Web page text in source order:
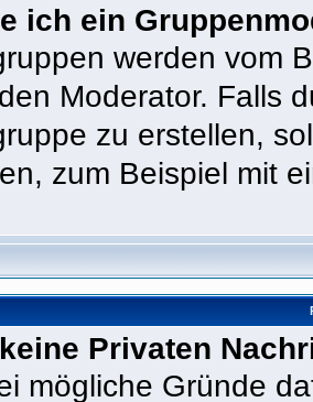
ich ein
werden vom
Moderator. Falls
zu erstellen,
zum Beispiel mit
Privaten
mögliche Gründe